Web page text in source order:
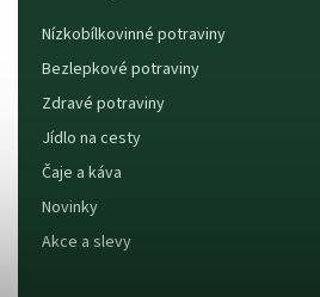
Nízkobílkovinné potraviny
Bezlepkové potraviny
Zdravé potraviny
Jídlo na cesty
Čaje a káva
Novinky
Akce a slevy